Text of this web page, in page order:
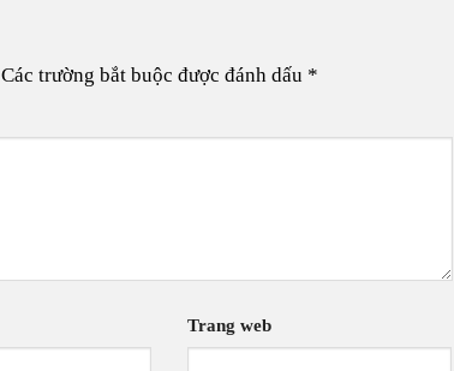
Các trường bắt buộc được đánh dấu *
Trang web